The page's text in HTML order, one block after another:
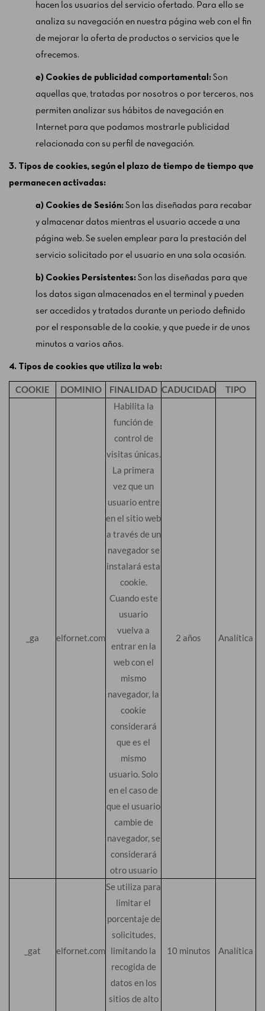
hacen los usuarios del servicio ofertado. Para ello se
analiza su navegación en nuestra página web con el fin
de mejorar la oferta de productos o servicios que le
ofrecemos.
e) Cookies de publicidad comportamental: Son
aquellas que, tratadas por nosotros o por terceros, nos
permiten analizar sus hábitos de navegación en
Internet para que podamos mostrarle publicidad
relacionada con su perfil de navegación.
3. Tipos de cookies, según el plazo de tiempo de tiempo que
permanecen activadas:
a) Cookies de Sesión: Son las diseñadas para recabar
y almacenar datos mientras el usuario accede a una
página web. Se suelen emplear para la prestación del
servicio solicitado por el usuario en una sola ocasión.
b) Cookies Persistentes: Son las diseñadas para que
los datos sigan almacenados en el terminal y pueden
ser accedidos y tratados durante un periodo definido
por el responsable de la cookie, y que puede ir de unos
minutos a varios años.
4. Tipos de cookies que utiliza la web:
COOKIE DOMINIO FINALIDAD CADUCIDAD TIPO
_ga elfornet.com
Habilita la
función de
control de
visitas únicas.
La primera
vez que un
usuario entre
en el sitio web
a través de un
navegador se
instalará esta
cookie.
Cuando este
usuario
vuelva a
entrar en la
web con el
mismo
navegador, la
cookie
considerará
que es el
mismo
usuario. Solo
en el caso de
que el usuario
cambie de
navegador, se
considerará
otro usuario
2 años Analítica
_gat elfornet.com
Se utiliza para
limitar el
porcentaje de
solicitudes,
limitando la
recogida de
datos en los
sitios de alto
10 minutos Analítica